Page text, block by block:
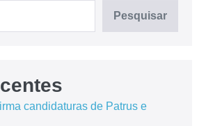
Pesquisar
candidaturas de Patrus e